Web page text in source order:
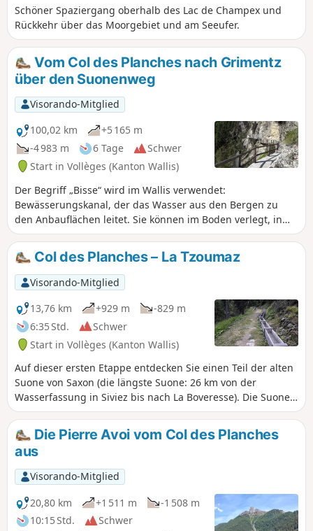
Schöner Spaziergang oberhalb des Lac de Champex und
Rückkehr über das Moorgebiet und am Seeufer.
Vom Col des Planches nach Grimentz
über den Suonenweg
Visorando-Mitglied
100,02 km
+5 165 m
-4 983 m
6 Tage
Schwer
Start in Vollèges (Kanton Wallis)
Der Begriff „Bisse“ wird im Wallis verwendet:
Bewässerungskanal, der das Wasser aus den Bergen zu
den Anbauflächen leitet. Sie können im Boden verlegt, in
den Fels gehauen oder an Felswänden befestigt sein. Einige
Suonen sind über 500 Jahre alt, und ihre Leitungen sind
beschädigt oder existieren aufgrund von Erdrutschen gar
nicht mehr. Das Wasser ist daher trotz der Bemühungen zur
Wiederherstellung dieses wertvollen Kulturerbes nicht
überall vorhanden. Sechs Tage lang entdecken Sie diese
geschichtsträchtigen Wege.
Col des Planches – La Tzoumaz
Visorando-Mitglied
13,76 km
+929 m
-829 m
6:35 Std.
Schwer
Start in Vollèges (Kanton Wallis)
Auf dieser ersten Etappe entdecken Sie einen Teil der alten
Suone von Saxon (die längste Suone: 26 km von der
Wasserfassung in Siviez bis nach La Boveresse). Die Suone
beginnt am Punkt (6). Sie wurde in den 1850er Jahren
erbaut; die Kanäle existieren nicht mehr, Sie müssen bis zur
Ankunft in La Tzoumaz warten, um endlich Wasser am
Wegesrand fließen zu sehen. Die Suone wird derzeit
abschnittsweise restauriert.
Die Pierre Avoi vom Col des Planches
aus
Visorando-Mitglied
20,80 km
+1 511 m
-1 508 m
10:15 Std.
Schwer